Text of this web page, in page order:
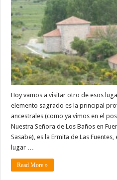
Hoy vamos a visitar otro de esos
elemento sagrado es la principal
ancestrales (como ya vimos en el
Nuestra Señora de Los Baños en
Sasabe), es la Ermita de Las
lugar …
Read More »